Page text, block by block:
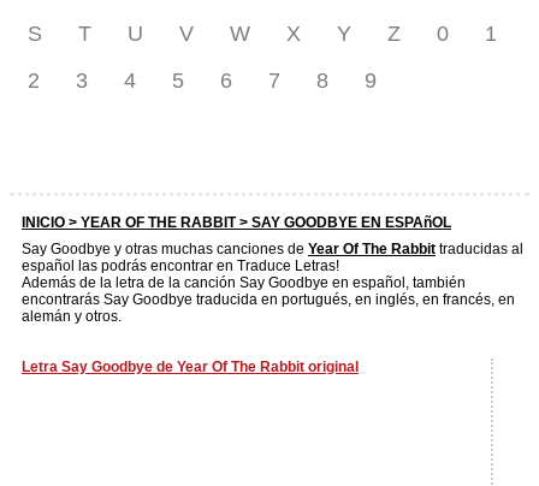
S
T U V W X Y Z 0
1
2
3 4 5 6 7 8 9
INICIO > YEAR OF THE RABBIT> SAY GOODBYE EN ESPAñOL
Say Goodbye y otras muchas canciones de Year Of The Rabbit traducidas al
español las podrás encontrar en Traduce Letras!
Además de la letra de la canción Say Goodbye en español, también
encontrarás Say Goodbye traducida en portugués, en inglés, en francés, en
alemán y otros.
Letra Say Goodbye de Year Of The Rabbit original